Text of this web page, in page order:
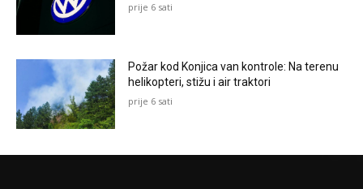
prije 6 sati
Požar kod Konjica van kontrole: Na terenu
helikopteri, stižu i air traktori
prije 6 sati